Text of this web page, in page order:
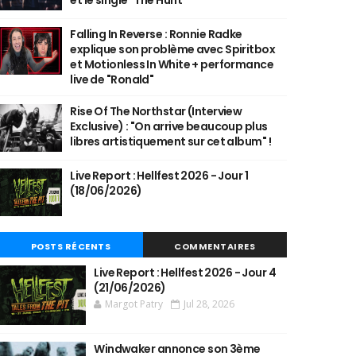
Falling In Reverse : Ronnie Radke
explique son problème avec Spiritbox
et Motionless In White + performance
live de "Ronald"
Rise Of The Northstar (Interview
Exclusive) : "On arrive beaucoup plus
libres artistiquement sur cet album" !
Live Report : Hellfest 2026 - Jour 1
(18/06/2026)
POSTS RÉCENTS COMMENTAIRES
Live Report : Hellfest 2026 - Jour 4
(21/06/2026)
Margot Patry Jul 28, 2026
Windwaker annonce son 3ème